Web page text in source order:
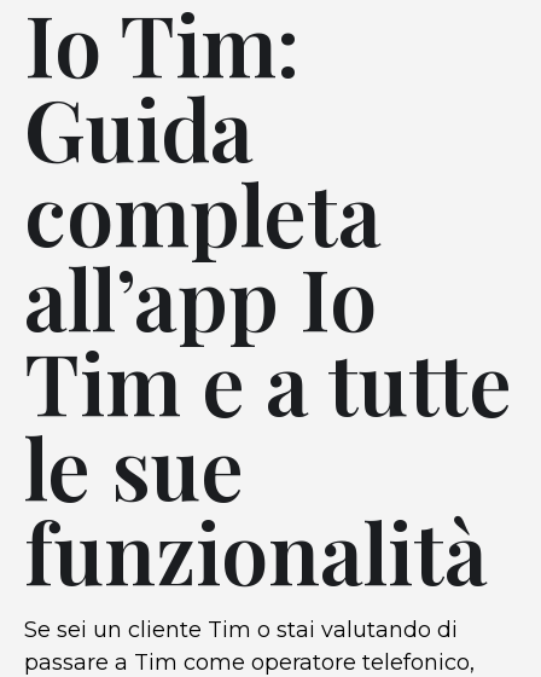
Io Tim:
Guida
completa
all’app Io
Tim e a tutte
le sue
funzionalità
Se sei un cliente Tim o stai valutando di
passare a Tim come operatore telefonico,